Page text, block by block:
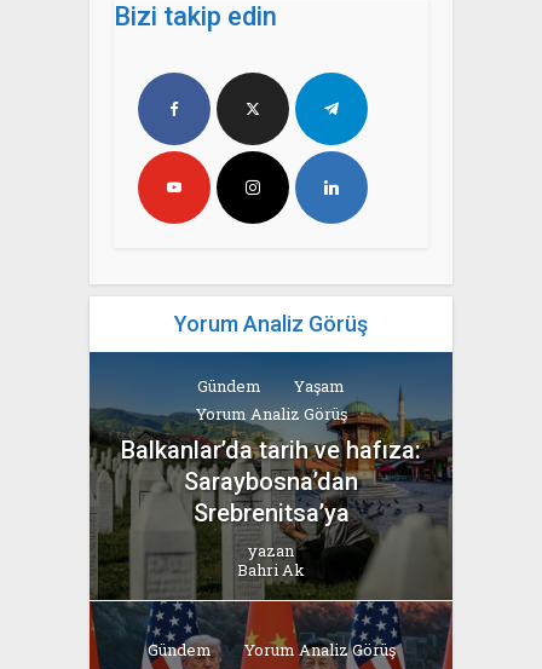
Bizi takip edin
Yorum Analiz Görüş
Gündem
Yaşam
Yorum Analiz Görüş
Balkanlar’da tarih ve hafıza:
Saraybosna’dan
Srebrenitsa’ya
yazan
Bahri Ak
Gündem Yorum Analiz Görüş